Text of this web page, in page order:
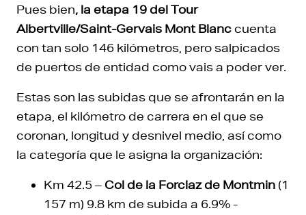
Pues bien, la etapa 19 del Tour
Albertville/Saint-Gervais Mont Blanccuenta
con tan solo 146 kilómetros, pero salpicados
de puertos de entidad como vais a poder ver.
Estas son las subidas que se afrontarán en la
etapa, el kilómetro de carrera en el que se
coronan, longitud y desnivel medio, así como
la categoría que le asigna la organización:
Km 42.5 – Col de la Forclaz de Montmin (1
157 m) 9.8 km de subida a 6.9% -